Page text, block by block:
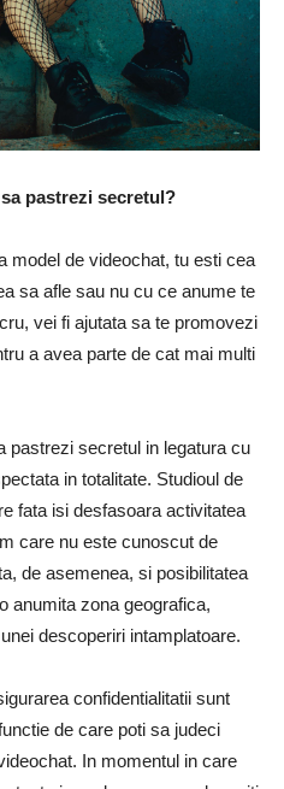
pastrezi secretul?
model de videochat, tu esti cea
sa afle sau nu cu ce anume te
vei fi ajutata sa te promovezi
a avea parte de cat mai multi
pastrezi secretul in legatura cu
in totalitate. Studioul de
fata isi desfasoara activitatea
care nu este cunoscut de
de asemenea, si posibilitatea
anumita zona geografica,
descoperiri intamplatoare.
confidentialitatii sunt
de care poti sa judeci
In momentul in care